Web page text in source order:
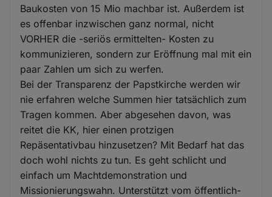
Baukosten von 15 Mio machbar ist. Außerdem ist
es offenbar inzwischen ganz normal, nicht
VORHER die -seriös ermittelten- Kosten zu
kommunizieren, sondern zur Eröffnung mal mit ein
paar Zahlen um sich zu werfen.
Bei der Transparenz der Papstkirche werden wir
nie erfahren welche Summen hier tatsächlich zum
Tragen kommen. Aber abgesehen davon, was
reitet die KK, hier einen protzigen
Repäsentativbau hinzusetzen? Mit Bedarf hat das
doch wohl nichts zu tun. Es geht schlicht und
einfach um Machtdemonstration und
Missionierungswahn. Unterstützt vom öffentlich-